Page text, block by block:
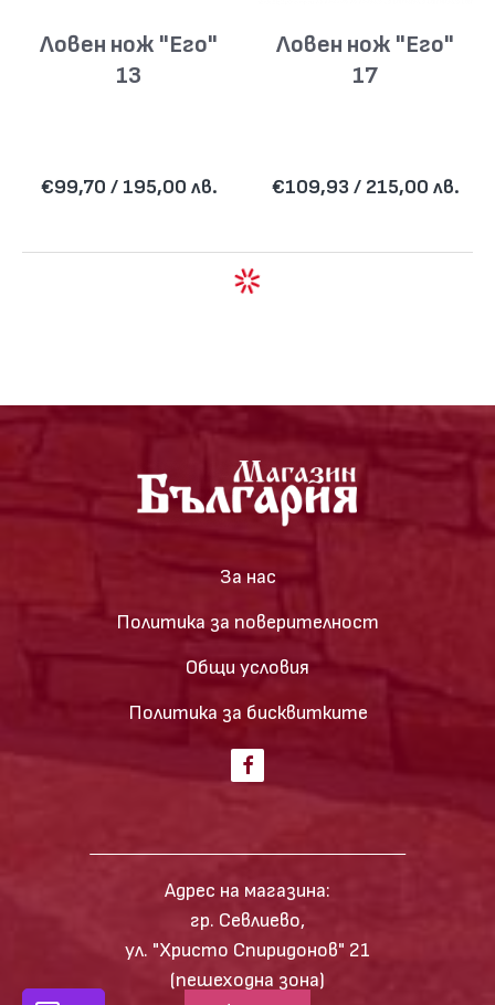
Ловен нож "Его"
13
€99,70 / 195,00 лв.
Ловен нож "Его"
17
€109,93 / 215,00 лв.
За нас
Политика за поверителност
Общи условия
Политика за бисквитките
Адрес на магазина:
гр. Севлиево,
ул. "Христо Спиридонов" 21
(пешеходна зона)